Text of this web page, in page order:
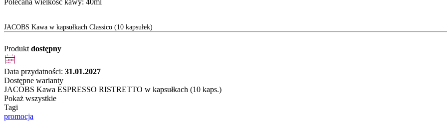
JACOBS Kawa w kapsułkach Classico (10 kapsułek)
Produkt dostępny
Data przydatności: 31.01.2027
Dostępne warianty
JACOBS Kawa ESPRESSO RISTRETTO w kapsułkach (10 kaps.)
Pokaż wszystkie
Tagi
promocja